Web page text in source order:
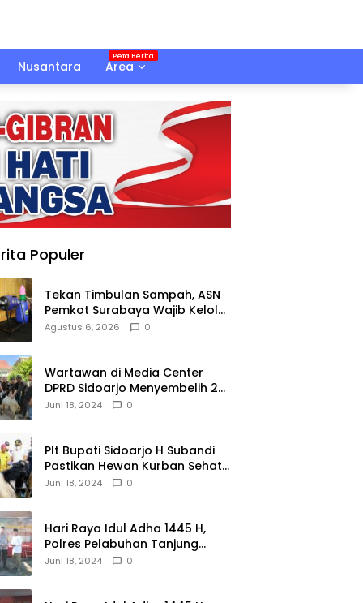
Nusantara Area
Populer
Tekan Timbulan Sampah, ASN
Pemkot Surabaya Wajib Kelola
Sampah Organik dari Rumah
Agustus 6, 2026 0
Wartawan di Media Center
DPRD Sidoarjo Menyembelih 2
Ekor Kambing
Juni 18, 2024 0
Plt Bupati Sidoarjo H Subandi
Pastikan Hewan Kurban Sehat
dan Aman
Juni 18, 2024 0
Hari Raya Idul Adha 1445 H,
Polres Pelabuhan Tanjung
Perak Salurkan 49 Hewan
Juni 18, 2024 0